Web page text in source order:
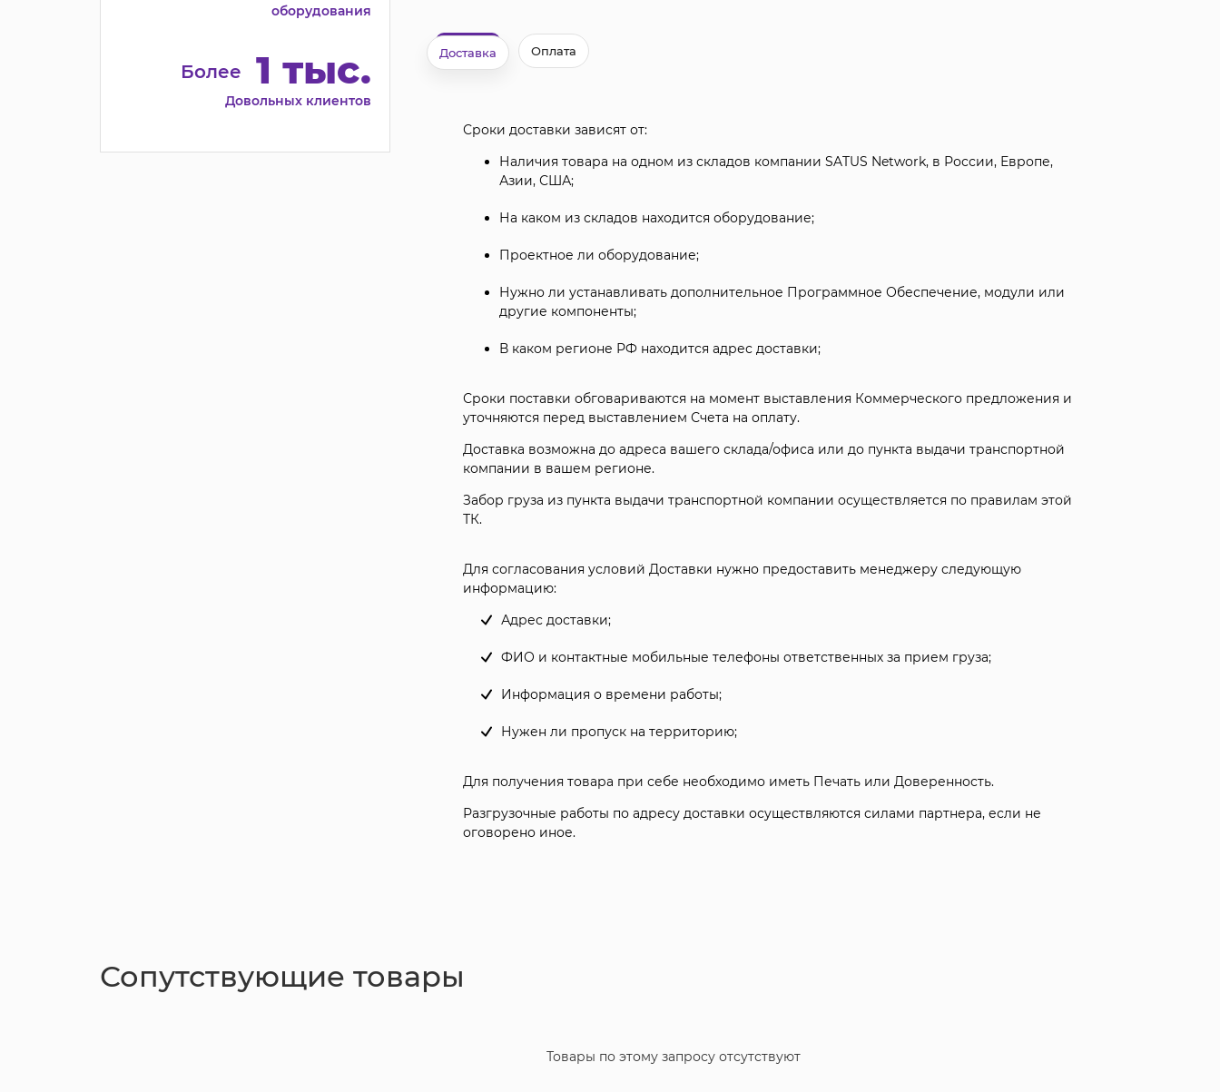
оборудования
Более 1 тыс.
Довольных клиентов
Доставка Оплата
Сроки доставки зависят от:
Наличия товара на одном из складов компании SATUS Network, в России, Европе,
Азии, США;
На каком из складов находится оборудование;
Проектное ли оборудование;
Нужно ли устанавливать дополнительное Программное Обеспечение, модули или
другие компоненты;
В каком регионе РФ находится адрес доставки;
Сроки поставки обговариваются на момент выставления Коммерческого предложения и
уточняются перед выставлением Счета на оплату.
Доставка возможна до адреса вашего склада/офиса или до пункта выдачи транспортной
компании в вашем регионе.
Забор груза из пункта выдачи транспортной компании осуществляется по правилам этой
ТК.
Для согласования условий Доставки нужно предоставить менеджеру следующую
информацию:
Адрес доставки;
ФИО и контактные мобильные телефоны ответственных за прием груза;
Информация о времени работы;
Нужен ли пропуск на территорию;
Для получения товара при себе необходимо иметь Печать или Доверенность.
Разгрузочные работы по адресу доставки осуществляются силами партнера, если не
оговорено иное.
Сопутствующие товары
Товары по этому запросу отсутствуют